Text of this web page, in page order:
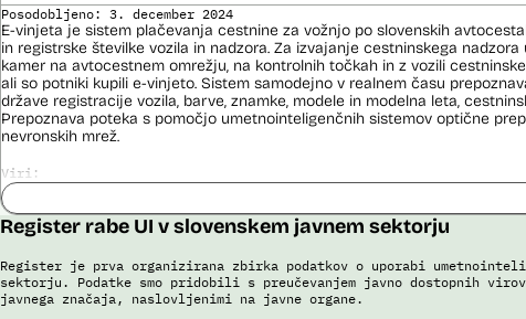
Posodobljeno: 3. december 2024
E-vinjeta je sistem plačevanja cestnine za vožnjo po slovenskih
in registrske številke vozila in nadzora. Za izvajanje cestninskega
kamer na avtocestnem omrežju, na kontrolnih točkah in z vozili
ali so potniki kupili e-vinjeto. Sistem samodejno v realnem času
države registracije vozila, barve, znamke, modele in modelna leta,
Prepoznava poteka s pomočjo umetnointeligenčnih sistemov optične
nevronskih mrež.
Viri:
Odgovor na zahtevek za informacije javnega značaja
Pogodba za izdelavo sistema E-vinjeta
Ocena učinka na osebne podatke
Potek procesa nadzora E-vinjet
Register rabe UI v slovenskem javnem sektorju
Register je prva organizirana zbirka podatkov o uporabi
sektorju. Podatke smo pridobili s preučevanjem javno dostopnih
javnega značaja, naslovljenimi na javne organe.